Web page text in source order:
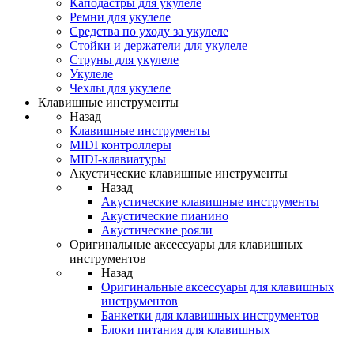
Каподастры для укулеле
Ремни для укулеле
Средства по уходу за укулеле
Стойки и держатели для укулеле
Струны для укулеле
Укулеле
Чехлы для укулеле
Клавишные инструменты
Назад
Клавишные инструменты
MIDI контроллеры
MIDI-клавиатуры
Акустические клавишные инструменты
Назад
Акустические клавишные инструменты
Акустические пианино
Акустические рояли
Оригинальные аксессуары для клавишных
инструментов
Назад
Оригинальные аксессуары для клавишных
инструментов
Банкетки для клавишных инструментов
Блоки питания для клавишных